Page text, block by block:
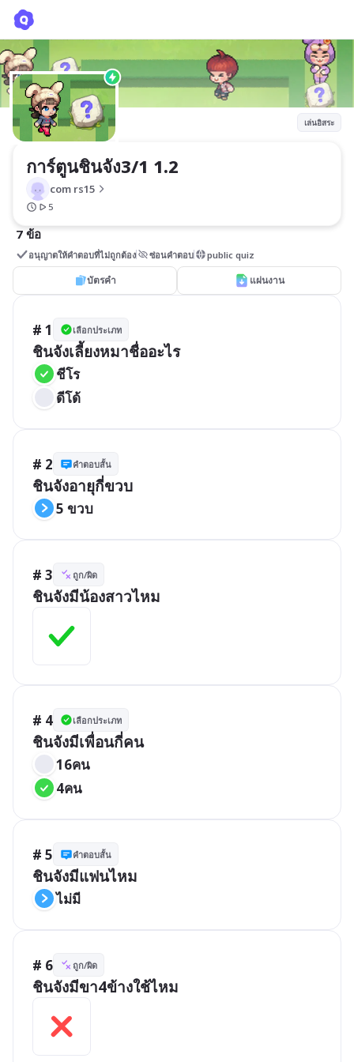
เล่นอิสระ
การ์ตูนชินจัง3/1 1.2
com rs15
5
7 ข้อ
อนุญาตให้คำตอบที่ไม่ถูกต้อง ซ่อนคำตอบ public quiz
บัตรคำ แผ่นงาน
# 1 เลือกประเภท
ชินจังเลี้ยงหมาชื่ออะไร
ชีโร
ดีโด้
# 2 คำตอบสั้น
ชินจังอายุกี่ขวบ
5 ขวบ
# 3 ถูก/ผิด
ชินจังมีน้องสาวไหม
# 4 เลือกประเภท
ชินจังมีเพื่อนกี่คน
16คน
4คน
# 5 คำตอบสั้น
ชินจังมีแฟนไหม
ไม่มี
# 6 ถูก/ผิด
ชินจังมีขา4ข้างใช้ไหม